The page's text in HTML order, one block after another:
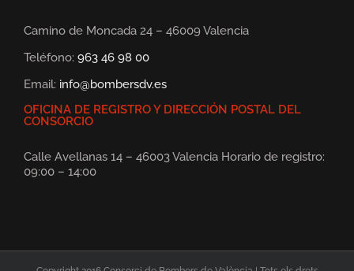
Camino de Moncada 24 – 46009 Valencia
Teléfono: 963 46 98 00
Email: info@bombersdv.es
OFICINA DE REGISTRO Y DIRECCIÓN POSTAL DEL
CONSORCIO
Calle Avellanas 14 – 46003 Valencia Horario de registro:
09:00 – 14:00